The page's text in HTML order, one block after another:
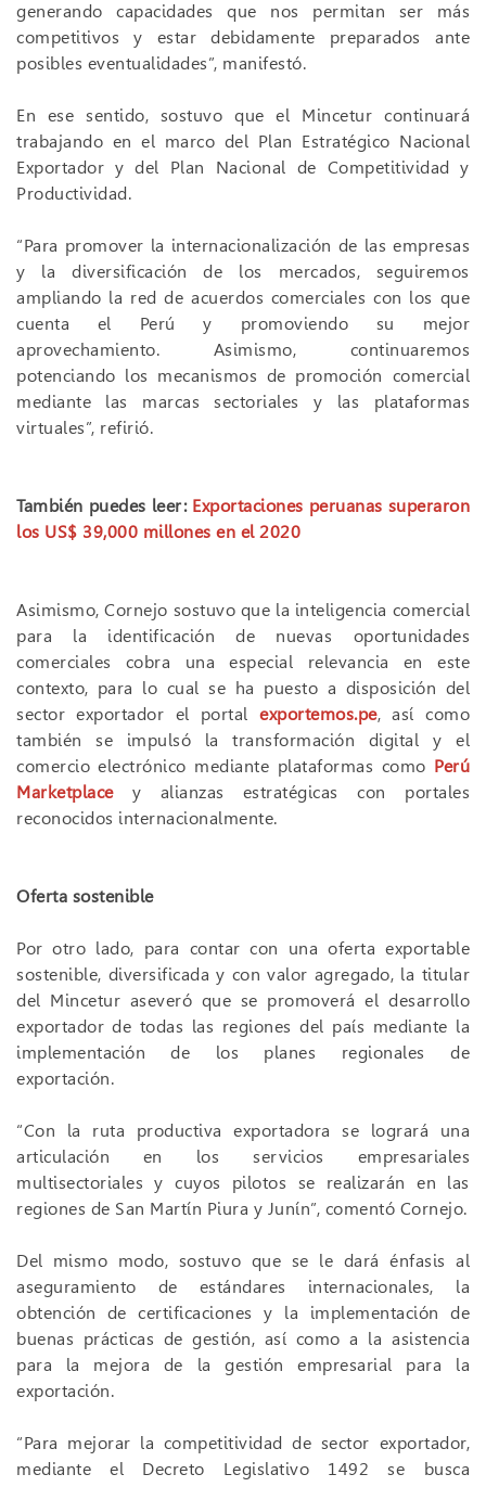
generando capacidades que nos permitan ser más
competitivos y estar debidamente preparados ante
posibles eventualidades”, manifestó.
En ese sentido, sostuvo que el Mincetur continuará
trabajando en el marco del Plan Estratégico Nacional
Exportador y del Plan Nacional de Competitividad y
Productividad.
“Para promover la internacionalización de las empresas
y la diversificación de los mercados, seguiremos
ampliando la red de acuerdos comerciales con los que
cuenta el Perú y promoviendo su mejor
aprovechamiento. Asimismo, continuaremos
potenciando los mecanismos de promoción comercial
mediante las marcas sectoriales y las plataformas
virtuales”, refirió.
También puedes leer: Exportaciones peruanas superaron
los US$ 39,000 millones en el 2020
Asimismo, Cornejo sostuvo que la inteligencia comercial
para la identificación de nuevas oportunidades
comerciales cobra una especial relevancia en este
contexto, para lo cual se ha puesto a disposición del
sector exportador el portal exportemos.pe, así como
también se impulsó la transformación digital y el
comercio electrónico mediante plataformas como Perú
Marketplacey alianzas estratégicas con portales
reconocidos internacionalmente.
Oferta sostenible
Por otro lado, para contar con una oferta exportable
sostenible, diversificada y con valor agregado, la titular
del Mincetur aseveró que se promoverá el desarrollo
exportador de todas las regiones del país mediante la
implementación de los planes regionales de
exportación.
“Con la ruta productiva exportadora se logrará una
articulación en los servicios empresariales
multisectoriales y cuyos pilotos se realizarán en las
regiones de San Martín Piura y Junín”, comentó Cornejo.
Del mismo modo, sostuvo que se le dará énfasis al
aseguramiento de estándares internacionales, la
obtención de certificaciones y la implementación de
buenas prácticas de gestión, así como a la asistencia
para la mejora de la gestión empresarial para la
exportación.
“Para mejorar la competitividad de sector exportador,
mediante el Decreto Legislativo 1492 se busca